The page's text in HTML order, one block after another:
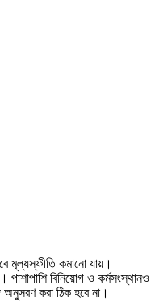
মূল্যস্ফীতি কমানো যায়।
বিনিয়োগ ও কর্মসংস্থানও
অনুসরণ করা ঠিক হবে না।